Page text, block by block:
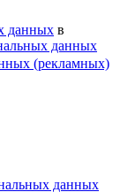
данных в
данных
(рекламных)
данных